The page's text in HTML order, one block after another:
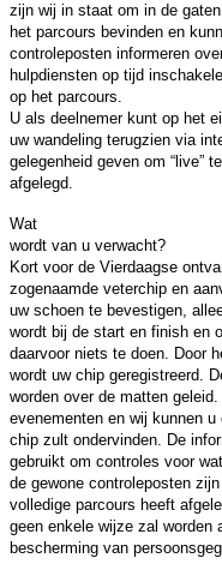
zijn wij in staat om in de
het parcours bevinden en
controleposten informeren
hulpdiensten op tijd
op het parcours.
U als deelnemer kunt op het
uw wandeling terugzien via
gelegenheid geven om “live”
afgelegd.
Wat
wordt van u verwacht?
Kort voor de Vierdaagse
zogenaamde veterchip en
uw schoen te bevestigen,
wordt bij de start en finish en
daarvoor niets te doen. Door
wordt uw chip geregistreerd.
worden over de matten
evenementen en wij kunnen
chip zult ondervinden. De
gebruikt om controles voor
de gewone controleposten
volledige parcours heeft
geen enkele wijze zal worden
bescherming van